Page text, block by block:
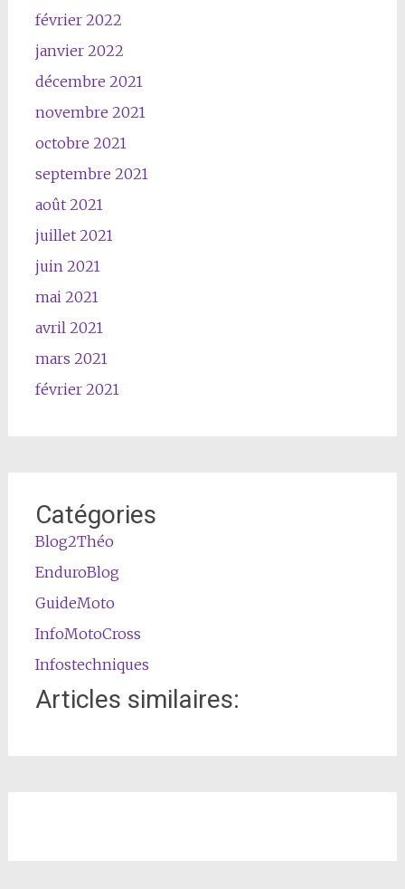
février 2022
janvier 2022
décembre 2021
novembre 2021
octobre 2021
septembre 2021
août 2021
juillet 2021
juin 2021
mai 2021
avril 2021
mars 2021
février 2021
Catégories
Blog2Théo
EnduroBlog
GuideMoto
InfoMotoCross
Infostechniques
Articles similaires: